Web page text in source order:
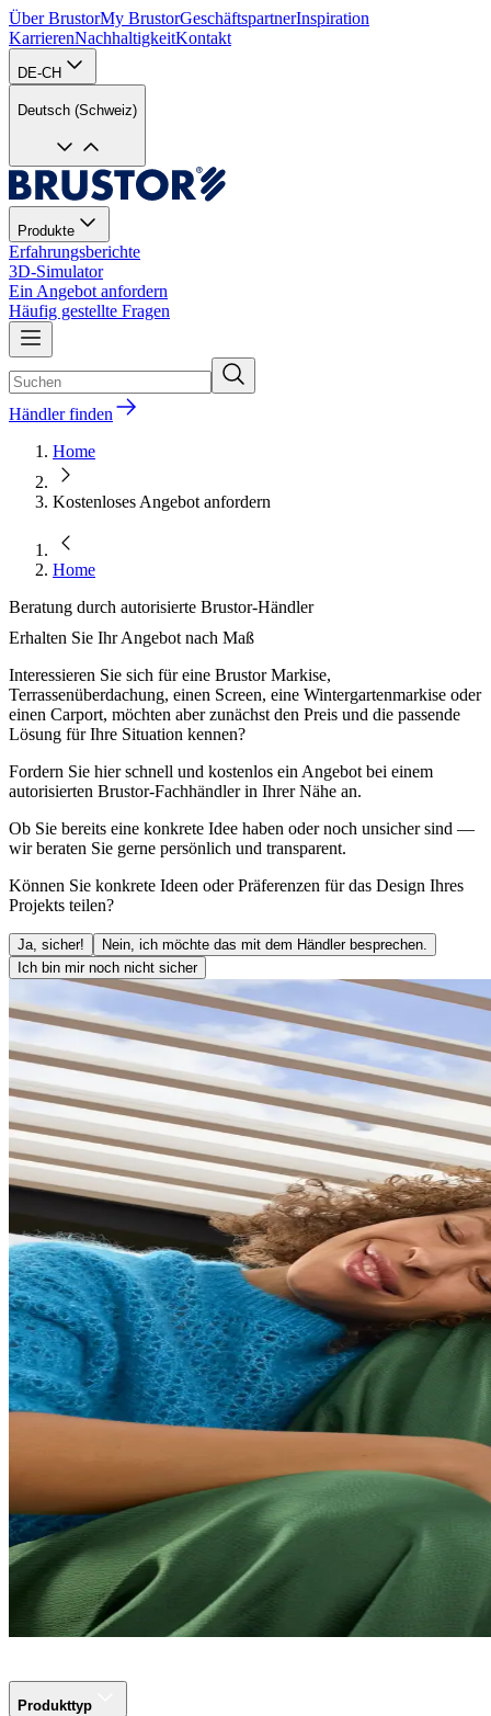
Über BrustorMy BrustorGeschäftspartnerInspiration
KarrierenNachhaltigkeitKontakt
DE-CH
Deutsch (Schweiz)
Produkte
Erfahrungsberichte
3D-Simulator
Ein Angebot anfordern
Häufig gestellte Fragen
Händler finden
Home
Kostenloses Angebot anfordern
Home
Beratung durch autorisierte Brustor-Händler
Erhalten Sie Ihr Angebot nach Maß
Interessieren Sie sich für eine Brustor Markise,
Terrassenüberdachung, einen Screen, eine Wintergartenmarkise oder
einen Carport, möchten aber zunächst den Preis und die passende
Lösung für Ihre Situation kennen?
Fordern Sie hier schnell und kostenlos ein Angebot bei einem
autorisierten Brustor-Fachhändler in Ihrer Nähe an.
Ob Sie bereits eine konkrete Idee haben oder noch unsicher sind —
wir beraten Sie gerne persönlich und transparent.
Können Sie konkrete Ideen oder Präferenzen für das Design Ihres
Projekts teilen?
Ja, sicher!
Nein, ich möchte das mit dem Händler besprechen.
Ich bin mir noch nicht sicher
Produkttyp